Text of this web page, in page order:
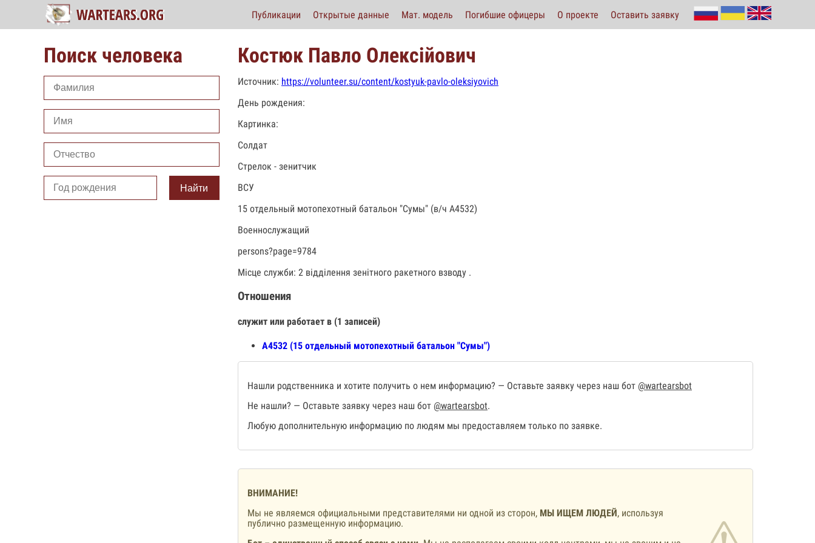
Публикации Открытые данные Мат. модель Погибшие офицеры О проекте Оставить заявку
Поиск человека
Найти
Костюк Павло Олексійович
Источник: https://volunteer.su/content/kostyuk-pavlo-oleksiyovich
День рождения:
Картинка:
Солдат
Стрелок - зенитчик
ВСУ
15 отдельный мотопехотный батальон "Сумы" (в/ч А4532)
Военнослужащий
persons?page=9784
Місце служби: 2 відділення зенітного ракетного взводу .
Отношения
служит или работает в (1 записей)
А4532 (15 отдельный мотопехотный батальон "Сумы")
Нашли родственника и хотите получить о нем информацию? — Оставьте заявку через наш бот @wartearsbot
Не нашли? — Оставьте заявку через наш бот @wartearsbot.
Любую дополнительную информацию по людям мы предоставляем только по заявке.
ВНИМАНИЕ!
Мы не являемся официальными представителями ни одной из сторон, МЫ ИЩЕМ ЛЮДЕЙ, используя
публично размещенную информацию.